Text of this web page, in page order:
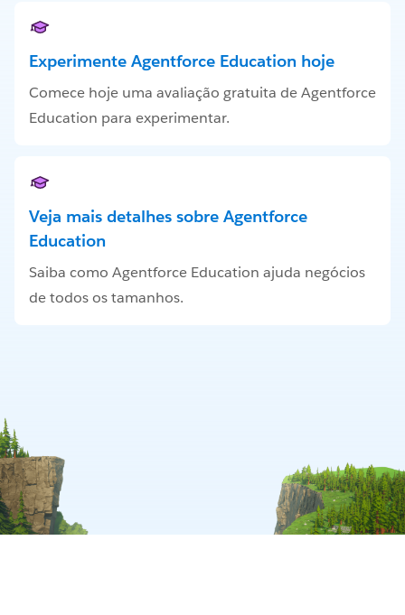
Experimente Agentforce Education hoje
Comece hoje uma avaliação gratuita de Agentforce
Education para experimentar.
Veja mais detalhes sobre Agentforce
Education
Saiba como Agentforce Education ajuda negócios
de todos os tamanhos.